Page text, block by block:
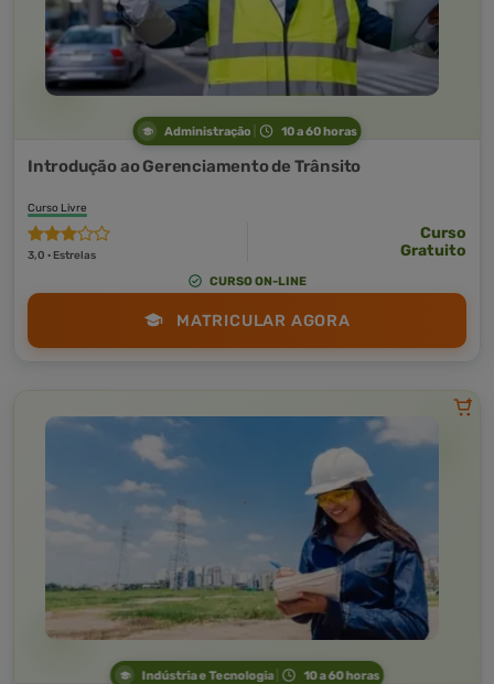
Administração 10 a 60 horas
Introdução ao Gerenciamento de Trânsito
Curso Livre
3,0 · Estrelas
Curso
Gratuito
CURSO ON-LINE
MATRICULAR AGORA
Indústria e Tecnologia 10 a 60 horas